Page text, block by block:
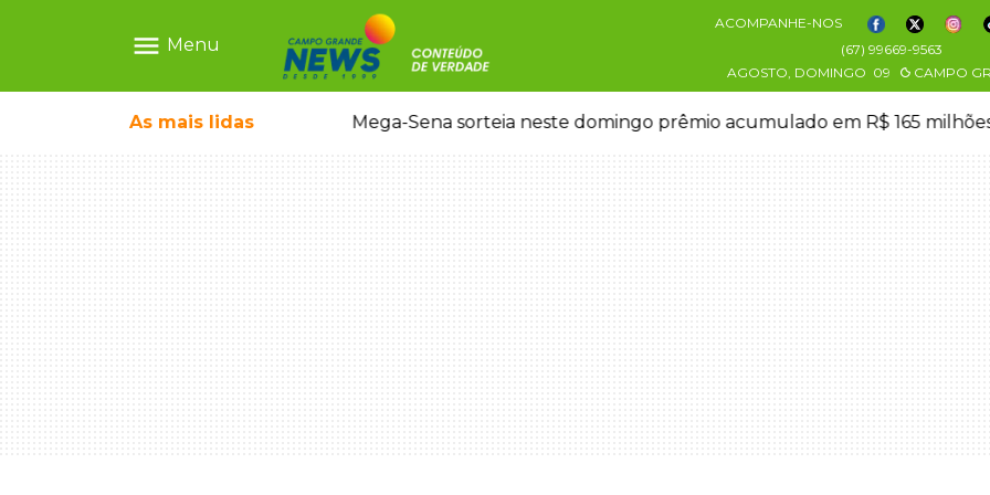
menu Menu
ACOMPANHE-NOS
(67) 99669-9563
AGOSTO, DOMINGO 09 CAMPO
As mais lidas Mega-Sena sorteia neste domingo prêmio acumulado em R$ 165